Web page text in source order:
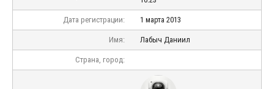
Дата регистрации: 1 марта 2013
Имя: Лабыч Даниил
Страна, город: